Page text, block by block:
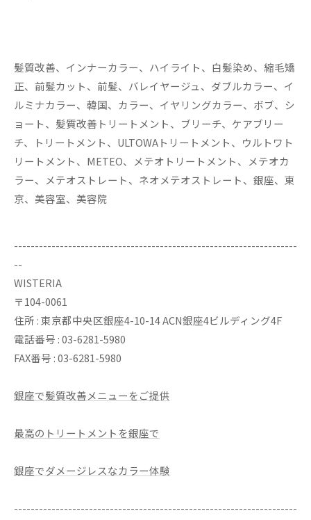
髪質改善、インナーカラー、ハイライト、白髪染め、縮毛矯
正、前髪カット、前髪、バレイヤージュ、ダブルカラー、イ
ルミナカラー、韓国、カラー、イヤリングカラー、ボブ、シ
ョート、髪質改善トリートメント、ブリーチ、ケアブリー
チ、トリートメント、ULTOWAトリートメント、ウルトワト
リートメント、METEO、メテオトリートメント、メテオカ
ラー、メテオストレート、ネオメテオストレート、銀座、東
京、美容室、美容院
--------------------------------------------------------------------
--
WISTERIA
〒104-0061
住所 : 東京都中央区銀座4-10-14 ACN銀座4ビルディング4F
電話番号 : 03-6281-5980
FAX番号 : 03-6281-5980
銀座で髪質改善メニューをご提供
最高のトリートメントを銀座で
銀座でダメージレスなカラー体験
--------------------------------------------------------------------